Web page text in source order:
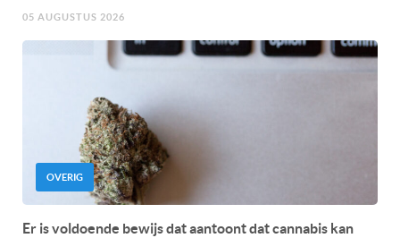
05 AUGUSTUS 2026
OVERIG
Er is voldoende bewijs dat aantoont dat cannabis kan